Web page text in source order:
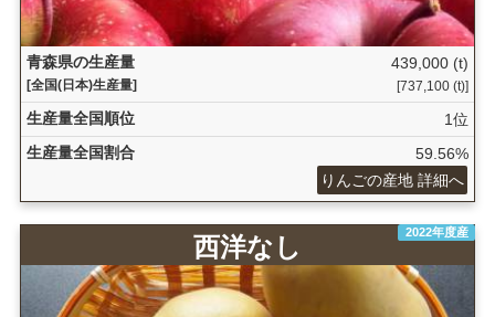
青森県の生産量
[全国(日本)生産量]
439,000 (t)
[737,100 (t)]
生産量全国順位
1位
生産量全国割合
59.56%
りんごの産地 詳細へ
2022年度産
西洋なし